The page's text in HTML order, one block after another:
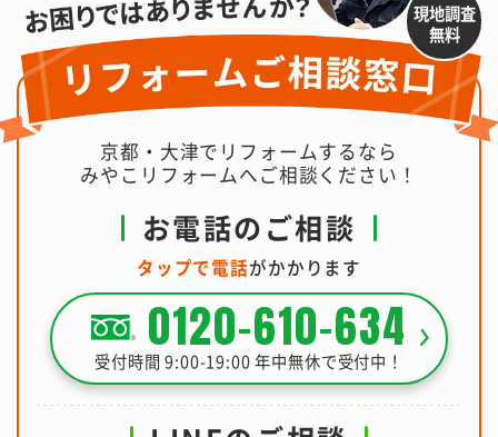
現地調査
無料
京都・大津でリフォームするなら
みやこリフォームへご相談ください！
お電話のご相談
タップで電話がかかります
0120-610-634
受付時間 9:00-19:00 年中無休で受付中！